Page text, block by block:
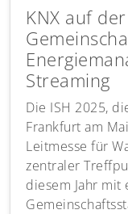
KNX auf
Streaming
Die ISH 2025,
Frankfurt am
Leitmesse für
zentraler
diesem Jahr mit